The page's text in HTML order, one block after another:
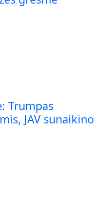
Trumpas
JAV sunaikino